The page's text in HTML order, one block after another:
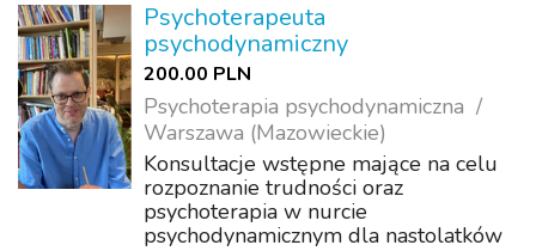
Towarzystwa Psychiatrycznego na
psychoterapeutę integratywnego o...
Psychoterapeuta
psychodynamiczny
200.00 PLN
Psychoterapia psychodynamiczna
Warszawa (Mazowieckie)
Konsultacje wstępne mające na celu
rozpoznanie trudności oraz
psychoterapia w nurcie
psychodynamicznym dla nastolatków